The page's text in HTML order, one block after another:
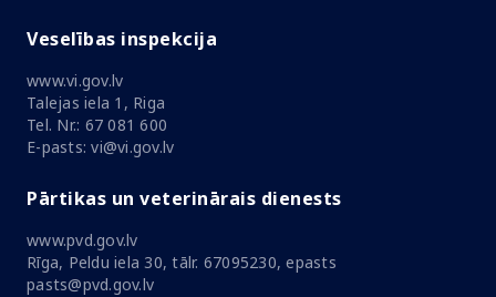
Veselības inspekcija
www.vi.gov.lv
Talejas iela 1, Riga
Tel. Nr.: 67 081 600
E-pasts: vi@vi.gov.lv
Pārtikas un veterinārais dienests
www.pvd.gov.lv
Rīga, Peldu iela 30, tālr. 67095230, epasts
pasts@pvd.gov.lv